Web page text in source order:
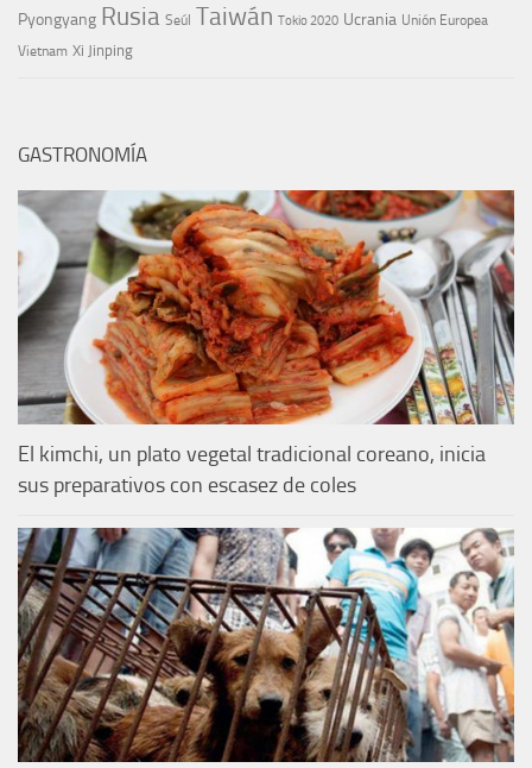
Pyongyang Rusia Seúl Taiwán Tokio 2020 Ucrania Unión Europea
Vietnam Xi Jinping
GASTRONOMÍA
El kimchi, un plato vegetal tradicional coreano, inicia
sus preparativos con escasez de coles